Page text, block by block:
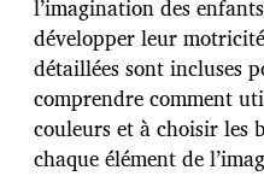
o
n
l’imagination des
développer leur
détaillées sont incluses
comprendre comment
couleurs et à choisir les
chaque élément de